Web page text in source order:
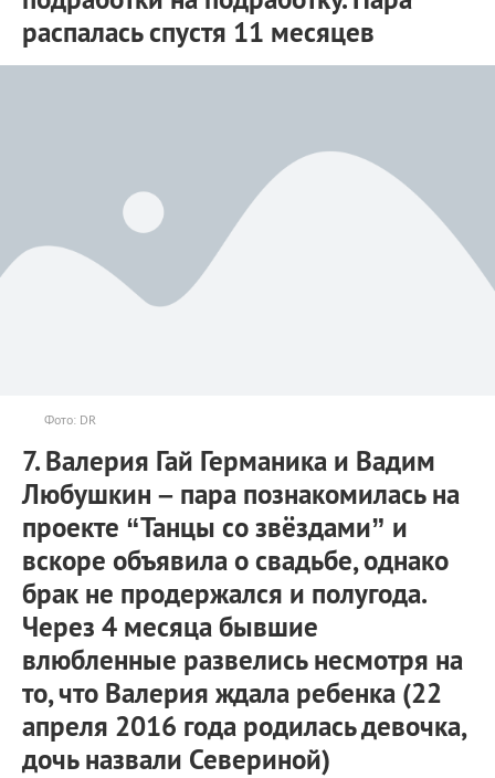
распалась спустя 11 месяцев
Фото: DR
7. Валерия Гай Германика и Вадим
Любушкин – пара познакомилась на
проекте “Танцы со звёздами” и
вскоре объявила о свадьбе, однако
брак не продержался и полугода.
Через 4 месяца бывшие
влюбленные развелись несмотря на
то, что Валерия ждала ребенка (22
апреля 2016 года родилась девочка,
дочь назвали Севериной)